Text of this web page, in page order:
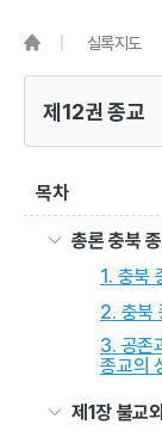
실록지도
제12권 종교
목차
총론 충북
1. 충북
2. 충북
3. 공존
종교의
제1장 불교
증산도
이전 글
다음 글